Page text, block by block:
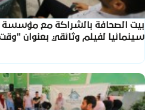
سينمائيا لفيلم وثائقي بعنوان